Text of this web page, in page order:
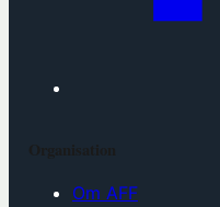
Om AFF